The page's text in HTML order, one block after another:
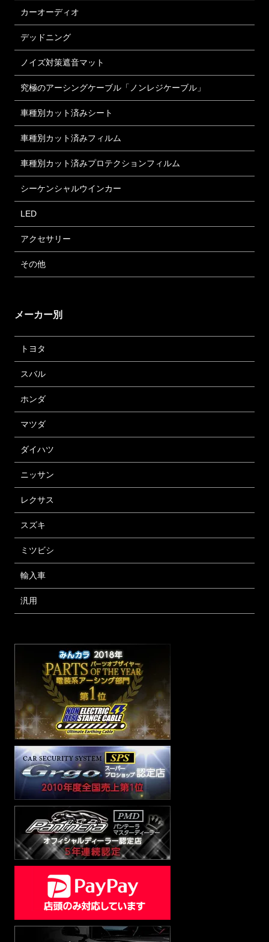
カーオーディオ
デッドニング
ノイズ対策遮音マット
究極のアーシングケーブル「ノンレジケーブル」
車種別カット済みシート
車種別カット済みフィルム
車種別カット済みプロテクションフィルム
シーケンシャルウインカー
LED
アクセサリー
その他
メーカー別
トヨタ
スバル
ホンダ
マツダ
ダイハツ
ニッサン
レクサス
スズキ
ミツビシ
輸入車
汎用